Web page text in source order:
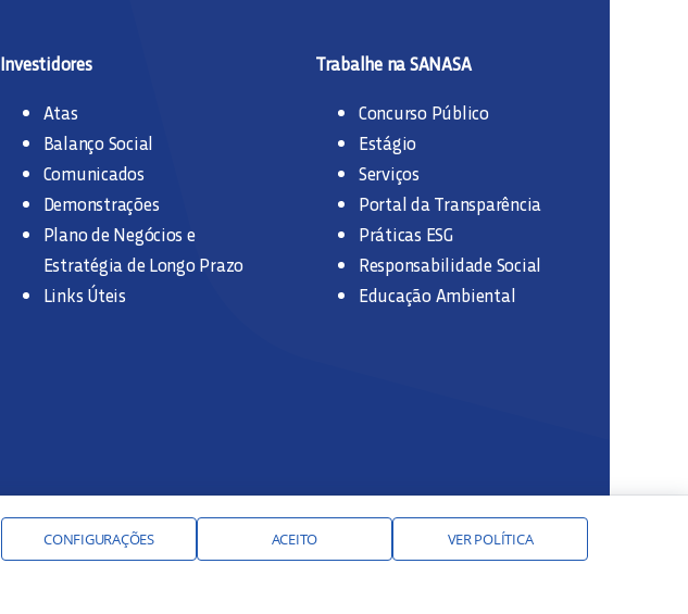
Investidores
Atas
Balanço Social
Comunicados
Demonstrações
Plano de Negócios e
Estratégia de Longo Prazo
Links Úteis
Trabalhe na SANASA
Concurso Público
Estágio
Serviços
Portal da Transparência
Práticas ESG
Responsabilidade Social
Educação Ambiental
CONFIGURAÇÕES ACEITO VER POLÍTICA